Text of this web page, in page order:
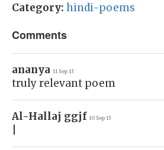
Category: hindi-poems
Comments
ananya 11 Sep 13
truly relevant poem
Al-Hallaj ggjf 10 Sep 13